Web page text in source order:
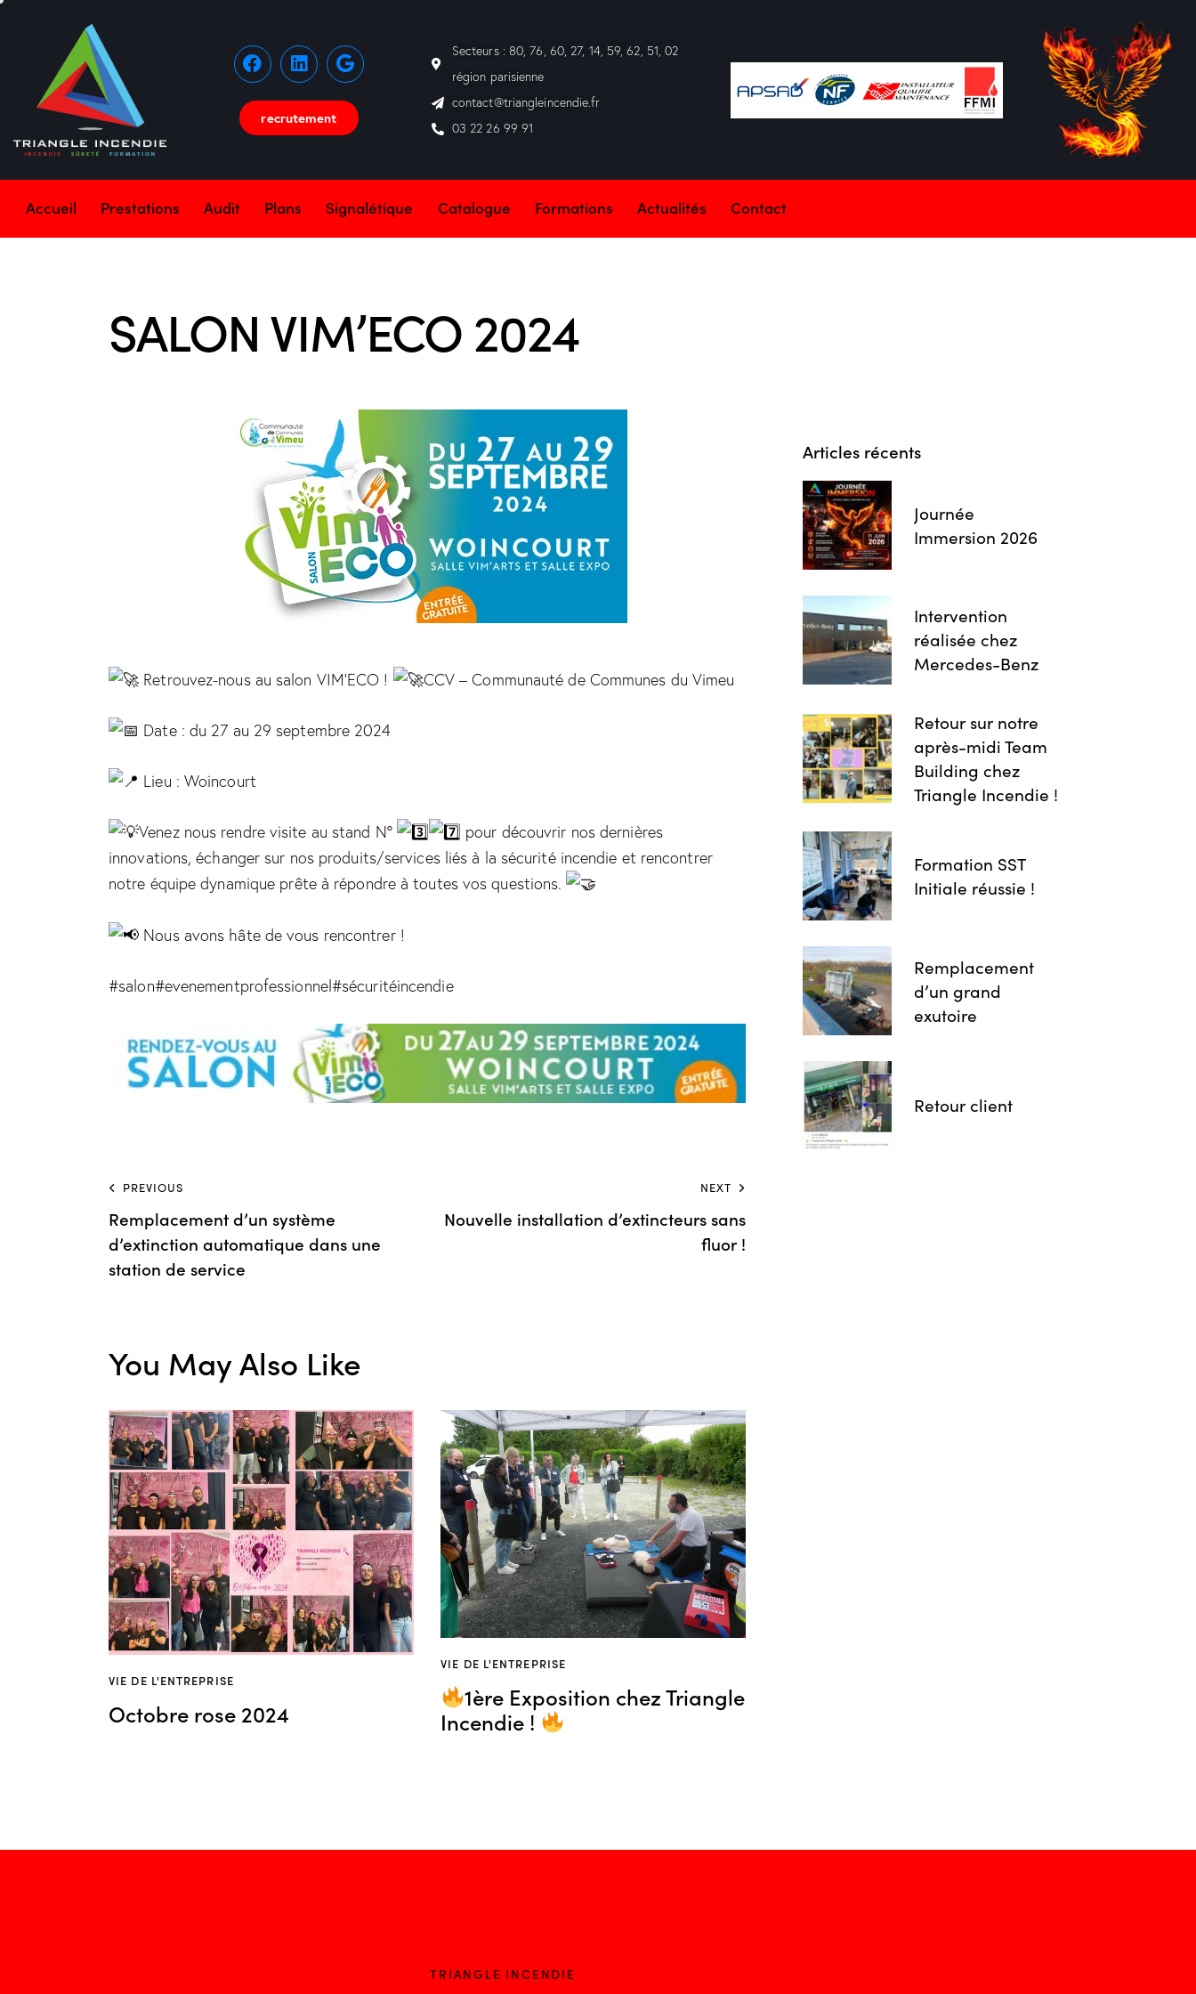
recrutement
Secteurs : 80, 76, 60, 27, 14, 59, 62, 51, 02
région parisienne
contact@triangleincendie.fr
03 22 26 99 91
Accueil Prestations Audit Plans Signalétique Catalogue Formations Actualités Contact
SALON VIM’ECO 2024
Retrouvez-nous au salon VIM’ECO ! CCV – Communauté de Communes du Vimeu
Date : du 27 au 29 septembre 2024
Lieu : Woincourt
Venez nous rendre visite au stand N°
pour découvrir nos dernières
innovations, échanger sur nos produits/services liés à la sécurité incendie et rencontrer
notre équipe dynamique prête à répondre à toutes vos questions.
Nous avons hâte de vous rencontrer !
#salon#evenementprofessionnel#sécuritéincendie
PREVIOUS
Remplacement d’un système
d’extinction automatique dans une
station de service
NEXT
Nouvelle installation d’extincteurs sans
fluor !
You May Also Like
VIE DE L'ENTREPRISE
Octobre rose 2024
VIE DE L'ENTREPRISE
1ère Exposition chez Triangle
Incendie !
Articles récents
Journée
Immersion 2026
Intervention
réalisée chez
Mercedes-Benz
Retour sur notre
après-midi Team
Building chez
Triangle Incendie !
Formation SST
Initiale réussie !
Remplacement
d’un grand
exutoire
Retour client
TRIANGLE INCENDIE